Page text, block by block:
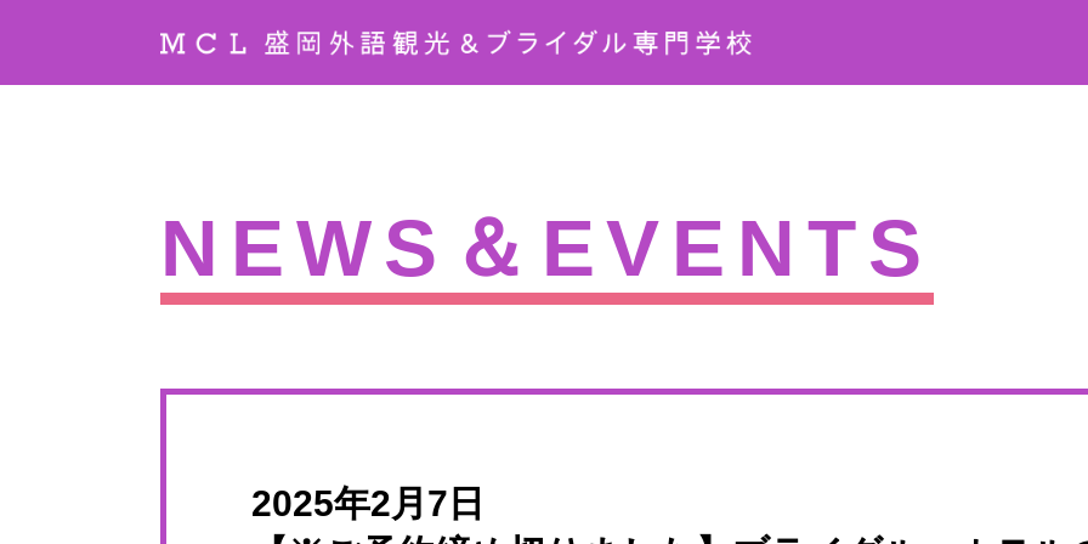
NEWS＆EVENTS
2025年2月7日